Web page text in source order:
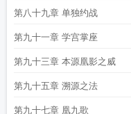
第八十九章 单独约战
第九十一章 学宫掌座
第九十三章 本源凰影之威
第九十五章 溯源之法
第九十七章 凰九歌